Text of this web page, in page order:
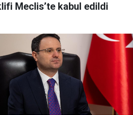
Meclis’te kabul edildi